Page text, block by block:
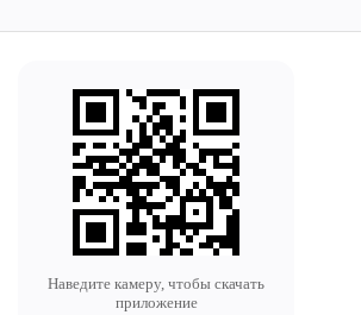
Наведите камеру, чтобы скачать
приложение